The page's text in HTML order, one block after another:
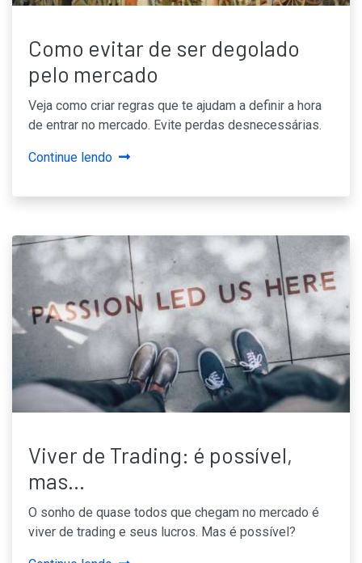
Como evitar de ser degolado
pelo mercado
Veja como criar regras que te ajudam a definir a hora
de entrar no mercado. Evite perdas desnecessárias.
Continue lendo
Viver de Trading: é possível,
mas...
O sonho de quase todos que chegam no mercado é
viver de trading e seus lucros. Mas é possível?